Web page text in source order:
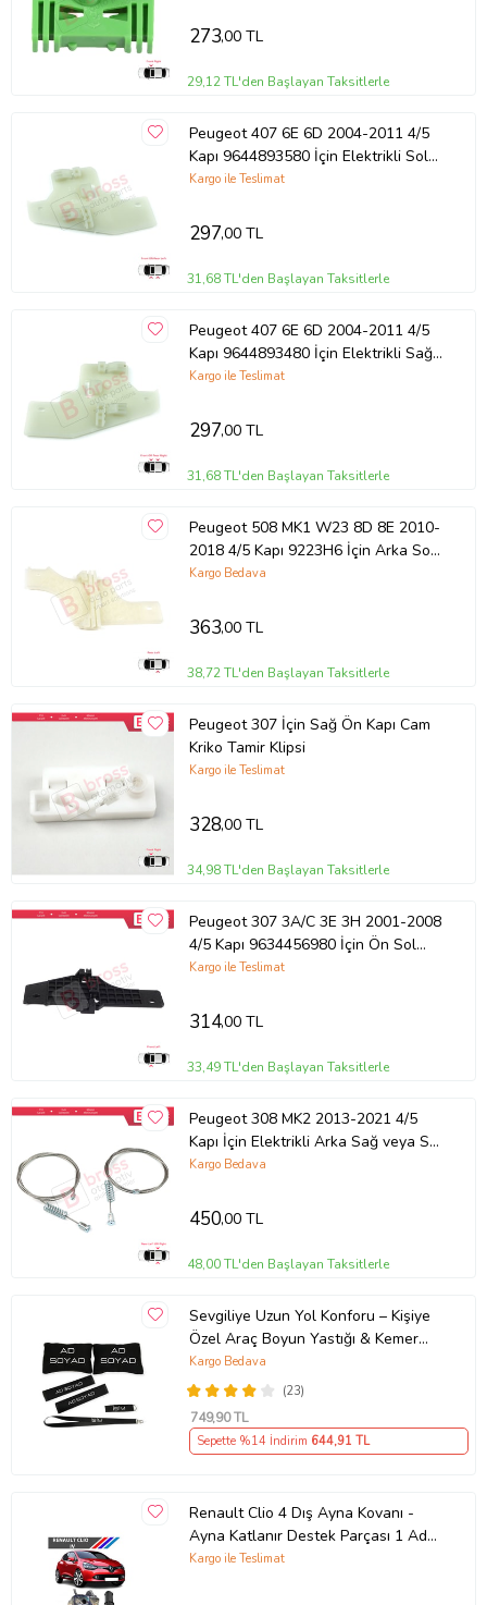
273,00 TL
29,12 TL'den Başlayan Taksitlerle
Peugeot 407 6E 6D 2004-2011 4/5
Kapı 9644893580 İçin Elektrikli Sol
Cam Kriko Tamir Klipsi
Kargo ile Teslimat
297,00 TL
31,68 TL'den Başlayan Taksitlerle
Peugeot 407 6E 6D 2004-2011 4/5
Kapı 9644893480 İçin Elektrikli Sağ
Cam Kriko Tamir Klipsi
Kargo ile Teslimat
297,00 TL
31,68 TL'den Başlayan Taksitlerle
Peugeot 508 MK1 W23 8D 8E 2010-
2018 4/5 Kapı 9223H6 İçin Arka Sol
Cam Kriko Tamir Klipsi
Kargo Bedava
363,00 TL
38,72 TL'den Başlayan Taksitlerle
Peugeot 307 İçin Sağ Ön Kapı Cam
Kriko Tamir Klipsi
Kargo ile Teslimat
328,00 TL
34,98 TL'den Başlayan Taksitlerle
Peugeot 307 3A/C 3E 3H 2001-2008
4/5 Kapı 9634456980 İçin Ön Sol
Cam Kriko Tamir Klipsi
Kargo ile Teslimat
314,00 TL
33,49 TL'den Başlayan Taksitlerle
Peugeot 308 MK2 2013-2021 4/5
Kapı İçin Elektrikli Arka Sağ veya Sol
Kapı Cam Kriko Tamir Seti
Kargo Bedava
450,00 TL
48,00 TL'den Başlayan Taksitlerle
Sevgiliye Uzun Yol Konforu – Kişiye
Özel Araç Boyun Yastığı & Kemer
Pedi Hediye Seti
(23)
Kargo Bedava
749,90 TL
Sepette %14 İndirim 644,91 TL
Renault Clio 4 Dış Ayna Kovanı -
Ayna Katlanır Destek Parçası 1 Adet
490307706 M3625
Kargo ile Teslimat